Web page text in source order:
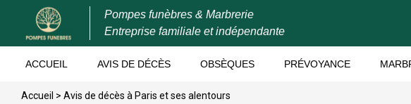
Pompes funèbres & Marbrerie
Entreprise familiale et indépendante
ACCUEIL AVIS DE DÉCÈS OBSÈQUES PRÉVOYANCE
Accueil > Avis de décès à Paris et ses alentours